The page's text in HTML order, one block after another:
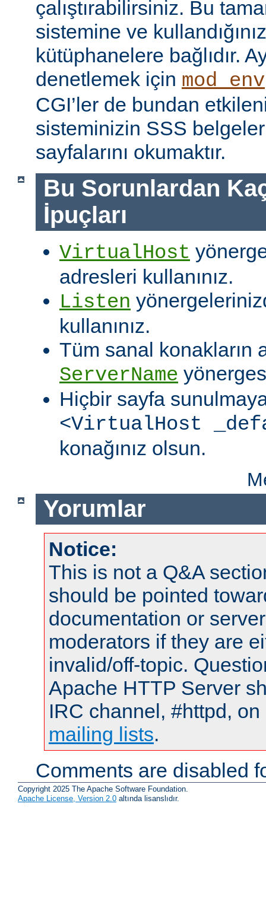
çalıştırabilirsiniz. Bu
sistemine ve
kütüphanelere bağlıdır.
denetlemek için mod_env
CGI’ler de bundan
sisteminizin SSS
sayfalarını okumaktır.
Bu Sorunlardan
İpuçları
VirtualHost
adresleri kullanınız.
Listen
kullanınız.
Tüm sanal konakların
ServerName
Hiçbir sayfa
<VirtualHost
konağınız olsun.
Yorumlar
Notice:
This is not a Q&A
should be pointed
documentation or
moderators if they are
invalid/off-topic.
Apache HTTP Server
IRC channel, #httpd,
mailing lists.
Comments are disabled
Copyright 2025 The Apache Software Foundation.
Apache License, Version 2.0 altında lisanslıdır.